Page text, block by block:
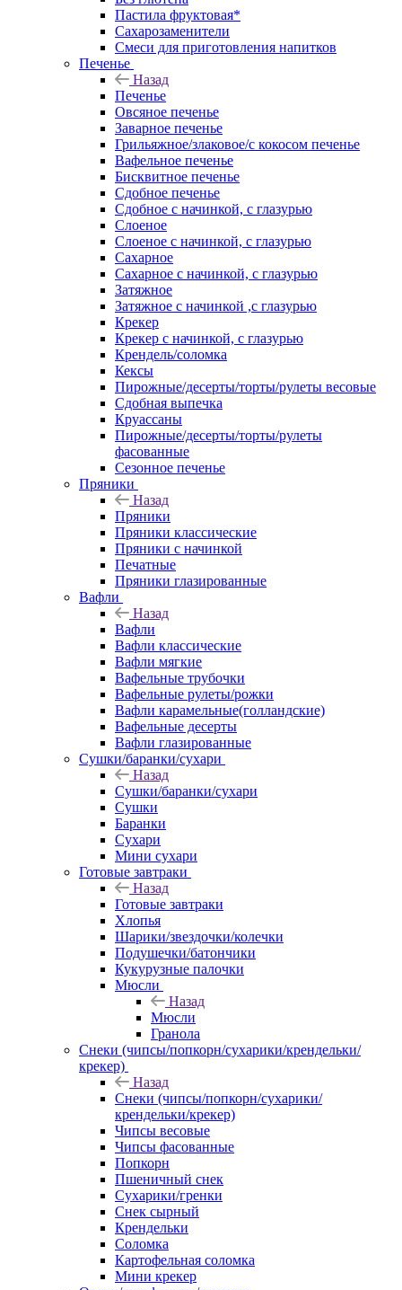
Пастила фруктовая*
Сахарозаменители
Смеси для приготовления напитков
Печенье
Назад
Печенье
Овсяное печенье
Заварное печенье
Грильяжное/злаковое/с кокосом печенье
Вафельное печенье
Бисквитное печенье
Сдобное печенье
Сдобное с начинкой, с глазурью
Слоеное
Слоеное с начинкой, с глазурью
Сахарное
Сахарное с начинкой, с глазурью
Затяжное
Затяжное с начинкой ,с глазурью
Крекер
Крекер с начинкой, с глазурью
Крендель/соломка
Кексы
Пирожные/десерты/торты/рулеты весовые
Сдобная выпечка
Круассаны
Пирожные/десерты/торты/рулеты
фасованные
Сезонное печенье
Пряники
Назад
Пряники
Пряники классические
Пряники с начинкой
Печатные
Пряники глазированные
Вафли
Назад
Вафли
Вафли классические
Вафли мягкие
Вафельные трубочки
Вафельные рулеты/рожки
Вафли карамельные(голландские)
Вафельные десерты
Вафли глазированные
Сушки/баранки/сухари
Назад
Сушки/баранки/сухари
Сушки
Баранки
Сухари
Мини сухари
Готовые завтраки
Назад
Готовые завтраки
Хлопья
Шарики/звездочки/колечки
Подушечки/батончики
Кукурузные палочки
Мюсли
Назад
Мюсли
Гранола
Снеки (чипсы/попкорн/сухарики/крендельки/
крекер)
Назад
Снеки (чипсы/попкорн/сухарики/
крендельки/крекер)
Чипсы весовые
Чипсы фасованные
Попкорн
Пшеничный снек
Сухарики/гренки
Снек сырный
Крендельки
Соломка
Картофельная соломка
Мини крекер